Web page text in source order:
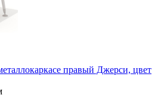
правый Джерси, цвет